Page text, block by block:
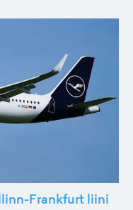
Frankfurt liini